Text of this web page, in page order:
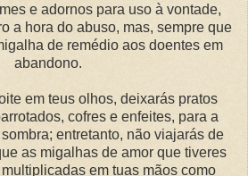
e adornos para uso à vontade,
a hora do abuso, mas, sempre que
de remédio aos doentes em
abandono.
em teus olhos, deixarás pratos
cofres e enfeites, para a
entretanto, não viajarás de
as migalhas de amor que tiveres
em tuas mãos como